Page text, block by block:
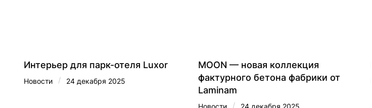
Интерьер для парк-отеля Luxor
Новости / 24 декабря 2025
MOON — новая коллекция
фактурного бетона фабрики от
Laminam
Новости / 24 декабря 2025